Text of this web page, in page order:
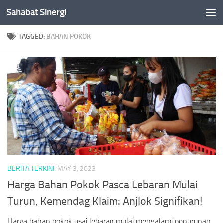
Skip to content
Sahabat Sinergi
TAGGED: BAHAN POKOK
BERITA TERKINI MAY 3, 2023
Harga Bahan Pokok Pasca Lebaran Mulai
Turun, Kemendag Klaim: Anjlok Signifikan!
Harga bahan pokok usai lebaran mulai mengalami penurunan